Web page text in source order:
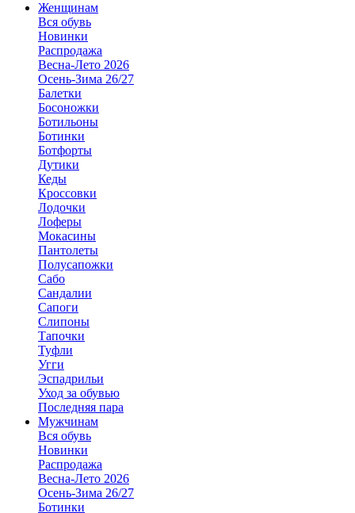
Женщинам
Вся обувь
Новинки
Распродажа
Весна-Лето 2026
Осень-Зима 26/27
Балетки
Босоножки
Ботильоны
Ботинки
Ботфорты
Дутики
Кеды
Кроссовки
Лодочки
Лоферы
Мокасины
Пантолеты
Полусапожки
Сабо
Сандалии
Сапоги
Слипоны
Тапочки
Туфли
Угги
Эспадрильи
Уход за обувью
Последняя пара
Мужчинам
Вся обувь
Новинки
Распродажа
Весна-Лето 2026
Осень-Зима 26/27
Ботинки